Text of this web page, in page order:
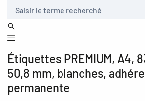
Étiquettes PREMIUM, A4,
50,8 mm, blanches,
permanente